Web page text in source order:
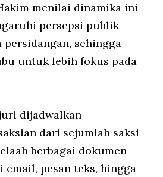
menilai dinamika ini
persepsi publik
sehingga
untuk lebih fokus pada
dijadwalkan
dari sejumlah saksi
berbagai dokumen
pesan teks, hingga